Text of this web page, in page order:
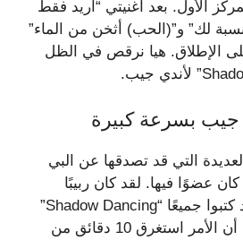
الأول. بعد أغنيتي “أريد فقط
لك” و”(الحب) أثخن من الماء”
على الإطلاق. هيا نرقص في الظل
جيب بسرعة كبيرة
التي قد تصدقها عن البي
عضوًا فيها. لقد كان ربيبًا
لإخوته الأكبر سنًا، وقد كتبوا جميعًا “Shadow Dancing”
معًا. ادعى جيب لاحقًا أن الأمر استغرق 10 دقائق من